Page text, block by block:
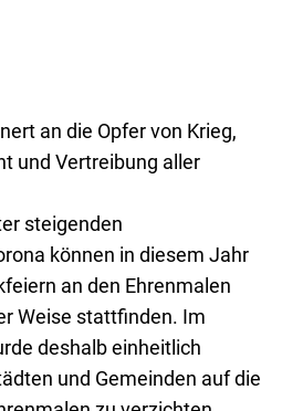
an die Opfer von Krieg,
und Vertreibung aller
steigenden
können in diesem Jahr
an den Ehrenmalen
Weise stattfinden. Im
deshalb einheitlich
und Gemeinden auf die